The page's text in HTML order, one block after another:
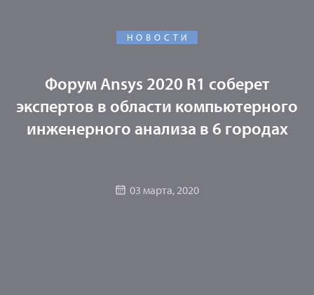
НОВОСТИ
Форум Ansys 2020 R1 соберет
экспертов в области компьютерного
инженерного анализа в 6 городах
03 марта, 2020